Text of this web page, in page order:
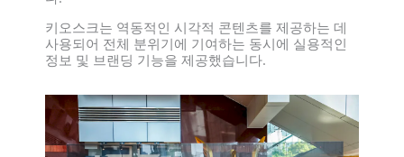
키오스크는 역동적인 시각적 콘텐츠를 제공하는 데
사용되어 전체 분위기에 기여하는 동시에 실용적인
정보 및 브랜딩 기능을 제공했습니다.